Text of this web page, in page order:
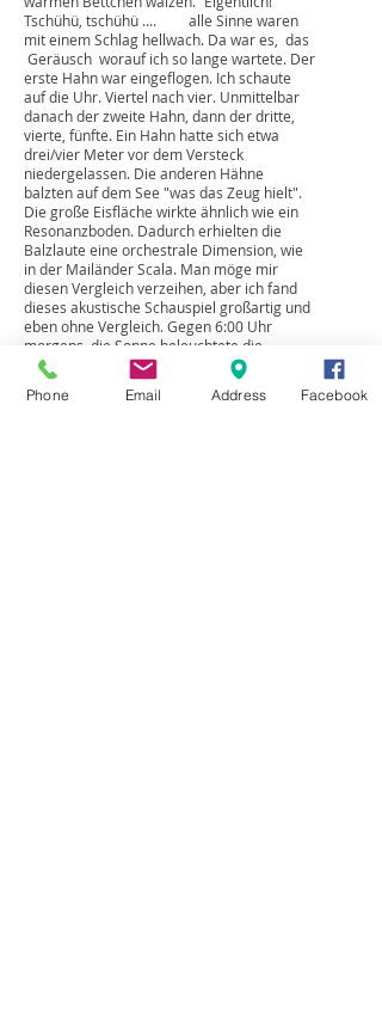
Licht und die Sonne. Eigentlich ganz schön
bescheuert denke ich, als die Kälte trotz
Daunenschlafsack, Goretex und
Taschenöfchen sich so langsam aber
sicher bemerkbar machte. Eigentlich
könntest du dich jetzt zu Hause im schönen
warmen Bettchen wälzen. Eigentlich!
Tschühü, tschühü .... alle Sinne waren
mit einem Schlag hellwach. Da war es, das
Geräusch worauf ich so lange wartete. Der
erste Hahn war eingeflogen. Ich schaute
auf die Uhr. Viertel nach vier. Unmittelbar
danach der zweite Hahn, dann der dritte,
vierte, fünfte. Ein Hahn hatte sich etwa
drei/vier Meter vor dem Versteck
niedergelassen. Die anderen Hähne
balzten auf dem See "was das Zeug hielt".
Die große Eisfläche wirkte ähnlich wie ein
Resonanzboden. Dadurch erhielten die
Balzlaute eine orchestrale Dimension, wie
in der Mailänder Scala. Man möge mir
diesen Vergleich verzeihen, aber ich fand
Phone Email Address Facebook